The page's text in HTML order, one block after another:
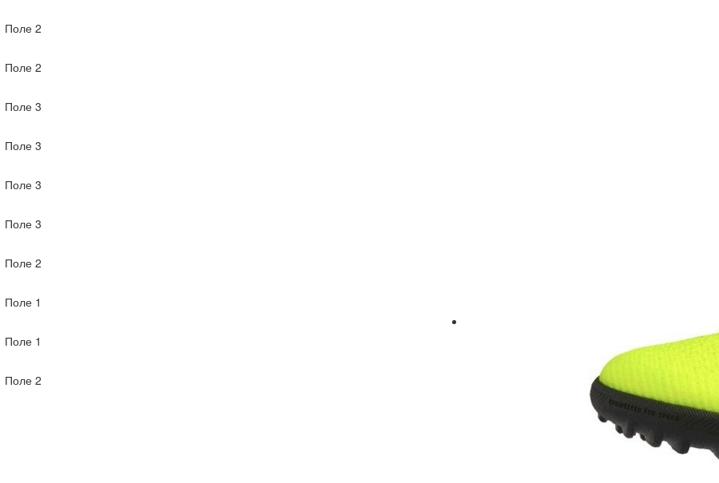
Поле 2
Поле 2
Поле 3
Поле 3
Поле 3
Поле 3
Поле 2
Поле 1
Поле 1
Поле 2